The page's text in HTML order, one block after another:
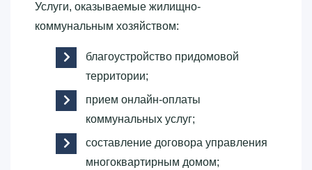
Услуги, оказываемые жилищно-
коммунальным хозяйством:
благоустройство придомовой
территории;
прием онлайн-оплаты
коммунальных услуг;
составление договора управления
многоквартирным домом;